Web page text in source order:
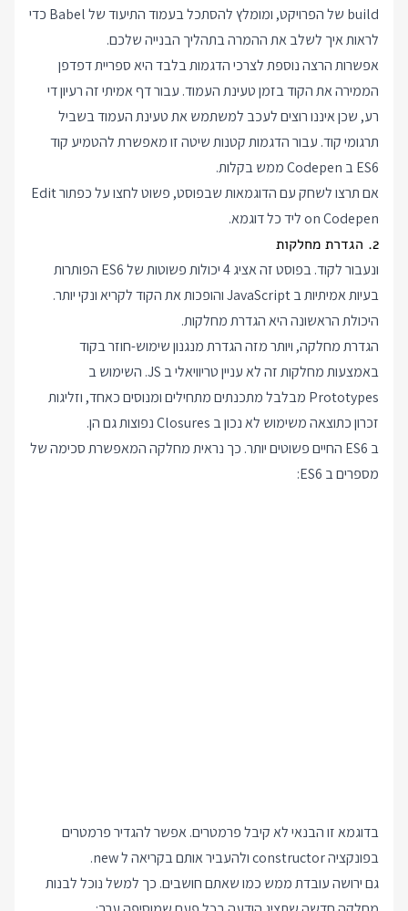
build של הפרויקט, ומומלץ להסתכל בעמוד התיעוד של Babel כדי
לראות איך לשלב את ההמרה בתהליך הבנייה שלכם.
אפשרות הרצה נוספת לצרכי הדגמות בלבד היא ספריית דפדפן
הממירה את הקוד בזמן טעינת העמוד. עבור דף אמיתי זה רעיון די
רע, שכן איננו רוצים לעכב למשתמש את טעינת העמוד בשביל
תרגומי קוד. עבור הדגמות קטנות שיטה זו מאפשרת להטמיע קוד
ES6 ב Codepen ממש בקלות.
אם תרצו לשחק עם הדוגמאות שבפוסט, פשוט לחצו על כפתור Edit
on Codepen ליד כל דוגמא.
2. הגדרת מחלקות
ונעבור לקוד. בפוסט זה אציג 4 יכולות פשוטות של ES6 הפותרות
בעיות אמיתיות ב JavaScript והופכות את הקוד לקריא ונקי יותר.
היכולת הראשונה היא הגדרת מחלקות.
הגדרת מחלקה, ויותר מזה הגדרת מנגנון שימוש-חוזר בקוד
באמצעות מחלקות זה לא עניין טריוויאלי ב JS. השימוש ב
Prototypes מבלבל מתכנתים מתחילים ומנוסים כאחד, וזליגות
זכרון כתוצאה משימוש לא נכון ב Closures נפוצות גם הן.
ב ES6 החיים פשוטים יותר. כך נראית מחלקה המאפשרת סכימה של
מספרים ב ES6:
בדוגמא זו הבנאי לא קיבל פרמטרים. אפשר להגדיר פרמטרים
בפונקציה constructor ולהעביר אותם בקריאה ל new.
גם ירושה עובדת ממש כמו שאתם חושבים. כך למשל נוכל לבנות